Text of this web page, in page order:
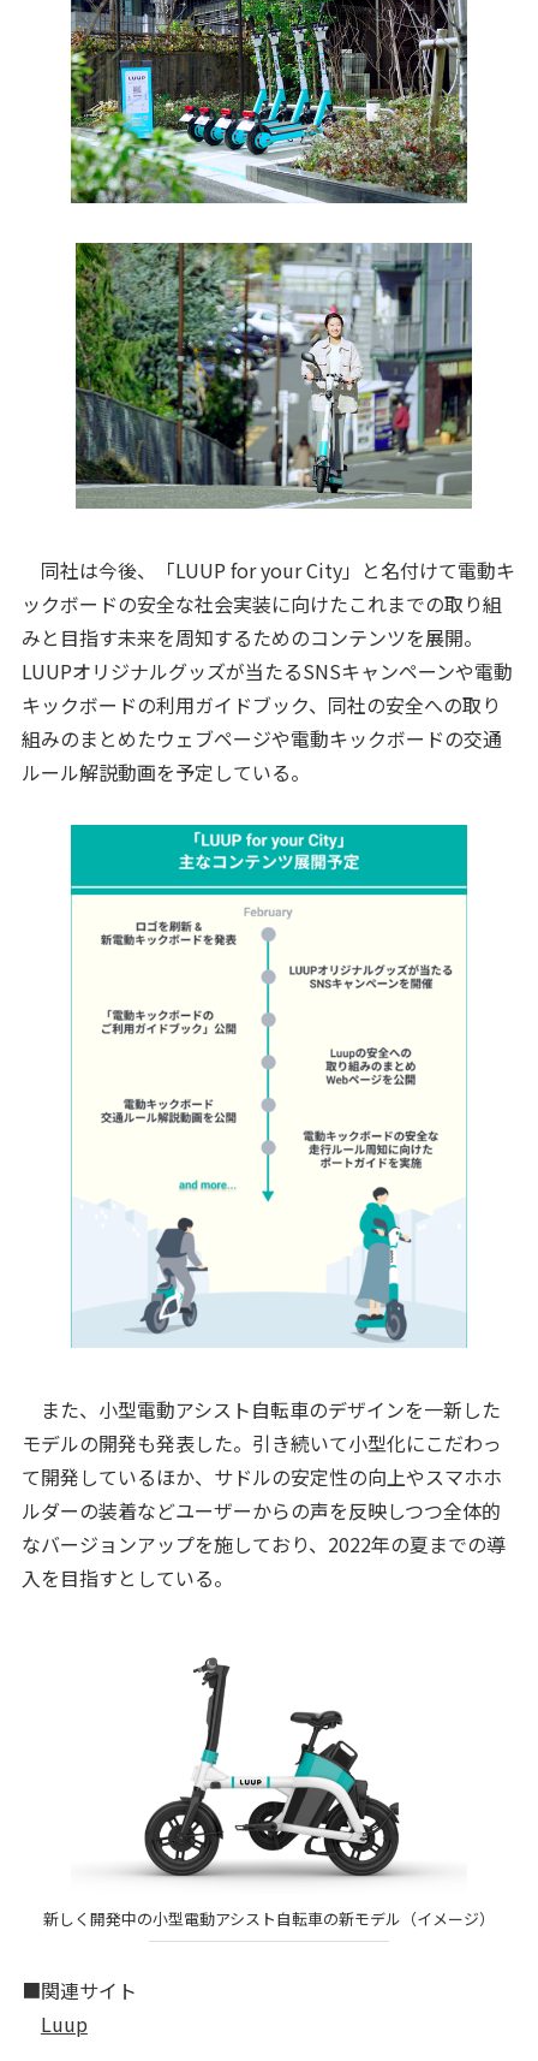
同社は今後、「LUUP for your City」と名付けて電動キ
ックボードの安全な社会実装に向けたこれまでの取り組
みと目指す未来を周知するためのコンテンツを展開。
LUUPオリジナルグッズが当たるSNSキャンペーンや電動
キックボードの利用ガイドブック、同社の安全への取り
組みのまとめたウェブページや電動キックボードの交通
ルール解説動画を予定している。
また、小型電動アシスト自転車のデザインを一新した
モデルの開発も発表した。引き続いて小型化にこだわっ
て開発しているほか、サドルの安定性の向上やスマホホ
ルダーの装着などユーザーからの声を反映しつつ全体的
なバージョンアップを施しており、2022年の夏までの導
入を目指すとしている。
新しく開発中の小型電動アシスト自転車の新モデル（イメージ）
■関連サイト
Luup